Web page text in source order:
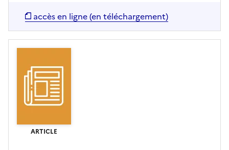
accès en ligne (en téléchargement)
ARTICLE